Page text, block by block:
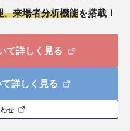
、来場者分析機能を搭載！
て詳しく見る
詳しく見る
せ